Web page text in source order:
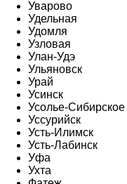
Уварово
Удельная
Удомля
Узловая
Улан-Удэ
Ульяновск
Урай
Усинск
Усолье-Сибирское
Уссурийск
Усть-Илимск
Усть-Лабинск
Уфа
Ухта